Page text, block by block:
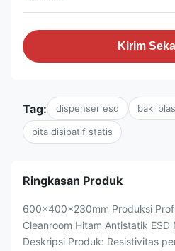
Kirim
Tag: dispenser esd baki
pita disipatif statis
Ringkasan Produk
600x400x230mm Produksi
Cleanroom Hitam Antistatik
Deskripsi Produk: Resistivitas